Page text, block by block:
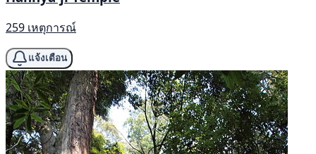
259 เหตุการณ์
แจ้งเตือน